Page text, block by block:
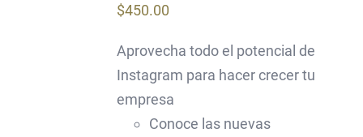
$450.00
Aprovecha todo el potencial de
Instagram para hacer crecer tu
empresa
Conoce las nuevas